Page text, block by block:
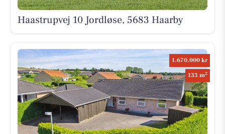
Haastrupvej 10 Jordløse, 5683 Haarby
1.670.000 kr
133 m2